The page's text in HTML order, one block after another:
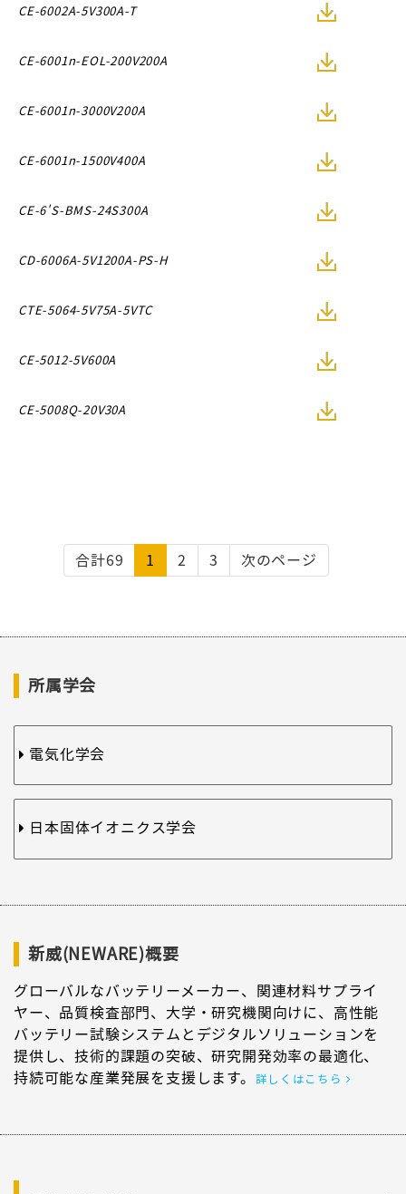
CE-6002A-5V300A-T
CE-6001n-EOL-200V200A
CE-6001n-3000V200A
CE-6001n-1500V400A
CE-6'S-BMS-24S300A
CD-6006A-5V1200A-PS-H
CTE-5064-5V75A-5VTC
CE-5012-5V600A
CE-5008Q-20V30A
合計69 1 2 3 次のページ
所属学会
電気化学会
日本固体イオニクス学会
新威(NEWARE)概要
グローバルなバッテリーメーカー、関連材料サプライ
ヤー、品質検査部門、大学・研究機関向けに、高性能
バッテリー試験システムとデジタルソリューションを
提供し、技術的課題の突破、研究開発効率の最適化、
持続可能な産業発展を支援します。
詳しくはこちら